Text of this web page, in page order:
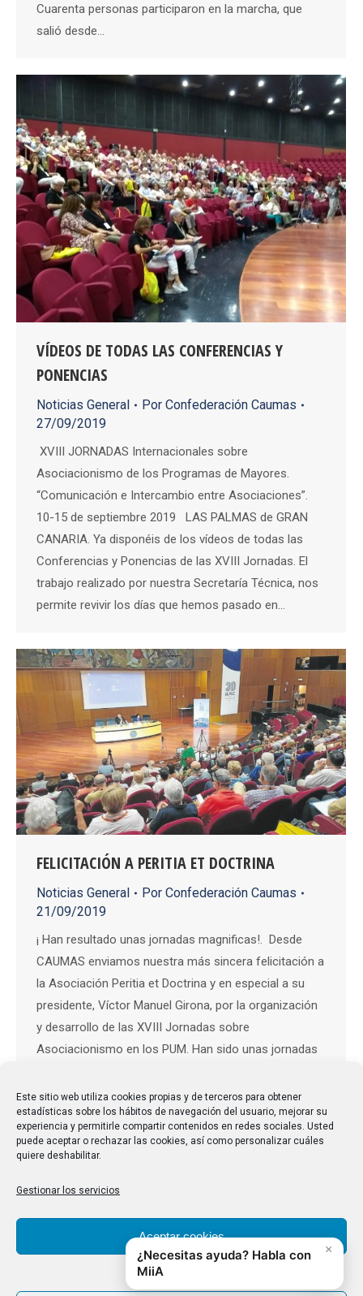
Este sitio web utiliza cookies propias y de terceros para obtener
estadísticas sobre los hábitos de navegación del usuario, mejorar su
experiencia y permitirle compartir contenidos en redes sociales. Usted
puede aceptar o rechazar las cookies, así como personalizar cuáles
quiere deshabilitar.
Gestionar los servicios
Aceptar cookies
Denegar
Cuarenta personas participaron en la marcha, que
salió desde…
VÍDEOS DE TODAS LAS CONFERENCIAS Y
PONENCIAS
Noticias General Por Confederación Caumas
27/09/2019
XVIII JORNADAS Internacionales sobre
Asociacionismo de los Programas de Mayores.
“Comunicación e Intercambio entre Asociaciones”.
10-15 de septiembre 2019 LAS PALMAS de GRAN
CANARIA. Ya disponéis de los vídeos de todas las
Conferencias y Ponencias de las XVIII Jornadas. El
trabajo realizado por nuestra Secretaría Técnica, nos
permite revivir los días que hemos pasado en…
FELICITACIÓN A PERITIA ET DOCTRINA
Noticias General Por Confederación Caumas
21/09/2019
¡ Han resultado unas jornadas magnificas!. Desde
CAUMAS enviamos nuestra más sincera felicitación a
la Asociación Peritia et Doctrina y en especial a su
presidente, Víctor Manuel Girona, por la organización
y desarrollo de las XVIII Jornadas sobre
Asociacionismo en los PUM. Han sido unas jornadas
creadas; llenas de contenido…